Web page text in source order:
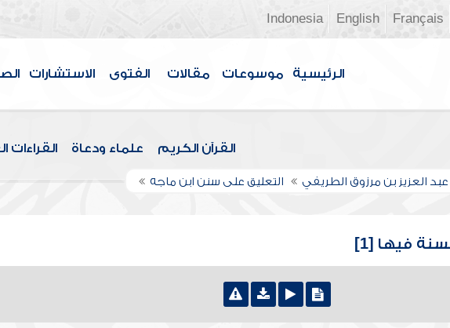
Français
English
Indonesia
الرئيسية موسوعات مقالات الفتوى الاستشارات
القرآن الكريم علماء ودعاة القراءات
عبد العزيز بن مرزوق الطريفي التعليق على سنن ابن ماجه
فيها [1]